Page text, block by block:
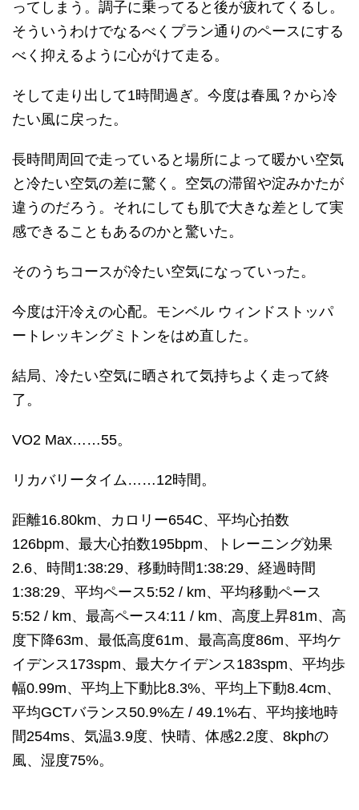
ってしまう。調子に乗ってると後が疲れてくるし。
そういうわけでなるべくプラン通りのペースにする
べく抑えるように心がけて走る。
そして走り出して1時間過ぎ。今度は春風？から冷
たい風に戻った。
長時間周回で走っていると場所によって暖かい空気
と冷たい空気の差に驚く。空気の滞留や淀みかたが
違うのだろう。それにしても肌で大きな差として実
感できることもあるのかと驚いた。
そのうちコースが冷たい空気になっていった。
今度は汗冷えの心配。モンベル ウィンドストッパ
ートレッキングミトンをはめ直した。
結局、冷たい空気に晒されて気持ちよく走って終
了。
VO2 Max……55。
リカバリータイム……12時間。
距離16.80km、カロリー654C、平均心拍数
126bpm、最大心拍数195bpm、トレーニング効果
2.6、時間1:38:29、移動時間1:38:29、経過時間
1:38:29、平均ペース5:52 / km、平均移動ペース
5:52 / km、最高ペース4:11 / km、高度上昇81m、高
度下降63m、最低高度61m、最高高度86m、平均ケ
イデンス173spm、最大ケイデンス183spm、平均歩
幅0.99m、平均上下動比8.3%、平均上下動8.4cm、
平均GCTバランス50.9%左 / 49.1%右、平均接地時
間254ms、気温3.9度、快晴、体感2.2度、8kphの
風、湿度75%。